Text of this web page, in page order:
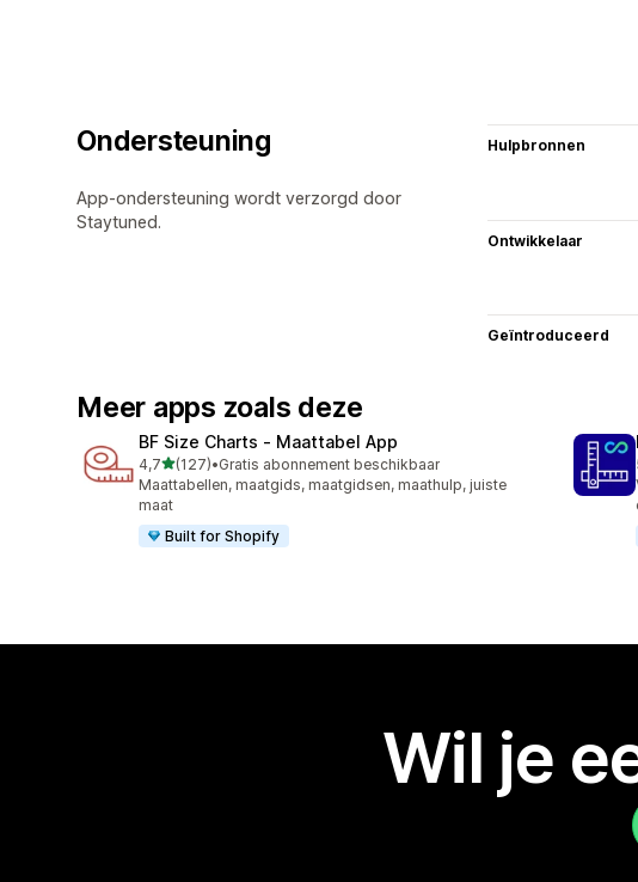
Ondersteuning
App-ondersteuning wordt verzorgd door
Staytuned.
Hulpbronnen
Ontwikkelaar
Geïntroduceerd
Meer apps zoals deze
BF Size Charts ‑ Maattabel App
4,7van 5 sterren
(127)
127 recensies in totaal
•Gratis abonnement beschikbaar
Maattabellen, maatgids, maatgidsen, maathulp, juiste
maat
Built for Shopify
Wil je